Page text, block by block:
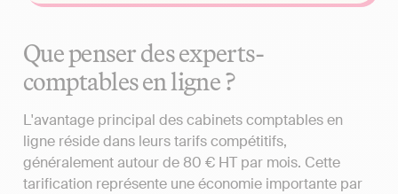
Que penser des experts-
comptables en ligne ?
L'avantage principal des cabinets comptables en
ligne réside dans leurs tarifs compétitifs,
généralement autour de 80 € HT par mois. Cette
tarification représente une économie importante par